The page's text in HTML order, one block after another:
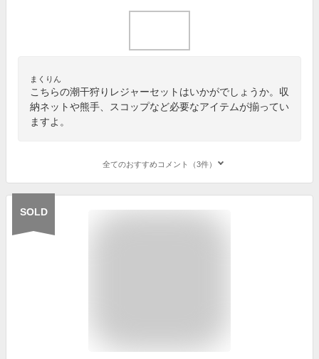
まくりん
こちらの潮干狩りレジャーセットはいかがでしょうか。収
納ネットや熊手、スコップなど必要なアイテムが揃ってい
ますよ。
全てのおすすめコメント（3件）
SOLD